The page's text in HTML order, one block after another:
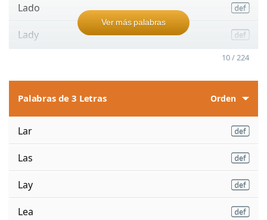
Lado
Lady
Ver más palabras
10 / 224
Palabras de 3 Letras Orden
Lar
Las
Lay
Lea